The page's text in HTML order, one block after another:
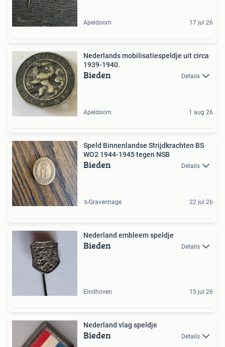
Apeldoorn 17 jul 26
Nederlands mobilisatiespeldje uit circa
1939-1940.
Bieden Details
Apeldoorn 1 aug 26
Speld Binnenlandse Strijdkrachten BS
WO2 1944-1945 tegen NSB
Bieden Details
's-Gravenhage 22 jul 26
Nederland embleem speldje
Bieden Details
Eindhoven 15 jul 26
Nederland vlag speldje
Bieden Details